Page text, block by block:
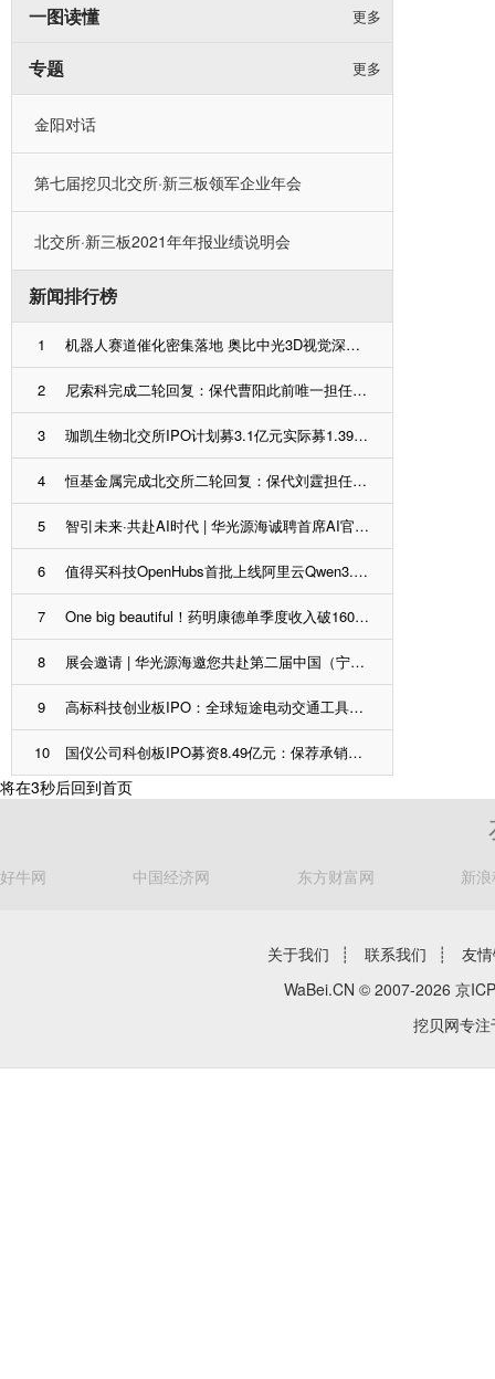
一图读懂 更多
专题 更多
金阳对话
第七届挖贝北交所·新三板领军企业年会
北交所·新三板2021年年报业绩说明会
新闻排行榜
1 机器人赛道催化密集落地 奥比中光3D视觉深度受益产业扩容
2 尼索科完成二轮回复：保代曹阳此前唯一担任保代保荐IPO企业排队7个月后上市 胡海洋无IPO保代经验
3 珈凯生物北交所IPO计划募3.1亿元实际募1.39亿元：保荐承销费1375万元，保代尤剑、张天或可拿奖金
4 恒基金属完成北交所二轮回复：保代刘霆担任保代保荐2家IPO企业、1家上市第三年亏损，1家终止排队
5 智引未来·共赴AI时代 | 华光源海诚聘首席AI官（CAIO），共创智慧物流新未来！
6 值得买科技OpenHubs首批上线阿里云Qwen3.8-Max，持续完善企业多模型服务
7 One big beautiful！药明康德单季度收入破160亿，利润率首超40%
8 展会邀请 | 华光源海邀您共赴第二届中国（宁波）国际物流与供应链博览会，展位号：T01
9 高标科技创业板IPO：全球短途电动交通工具运动控制器市占率20.7%居第一 客户包括雅迪、爱玛等
10 国仪公司科创板IPO募资8.49亿元：保荐承销费约9170万元，保代桂程、梁凯或可拿奖金
将在3秒后回到首页
好牛网 中国经济网 东方财富网 新
关于我们 ┊ 联系我们 ┊
友
WaBei.CN © 2007-2026 京
挖贝网专